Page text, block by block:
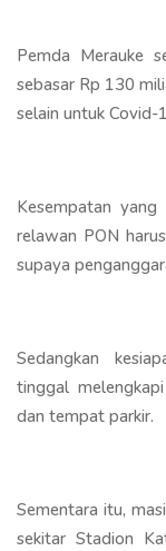
Pemda Merauke
sebasar Rp 130
selain untuk Covid-
Kesempatan yang
relawan PON
supaya
Sedangkan
tinggal
dan tempat parkir.
Sementara itu,
sekitar Stadion